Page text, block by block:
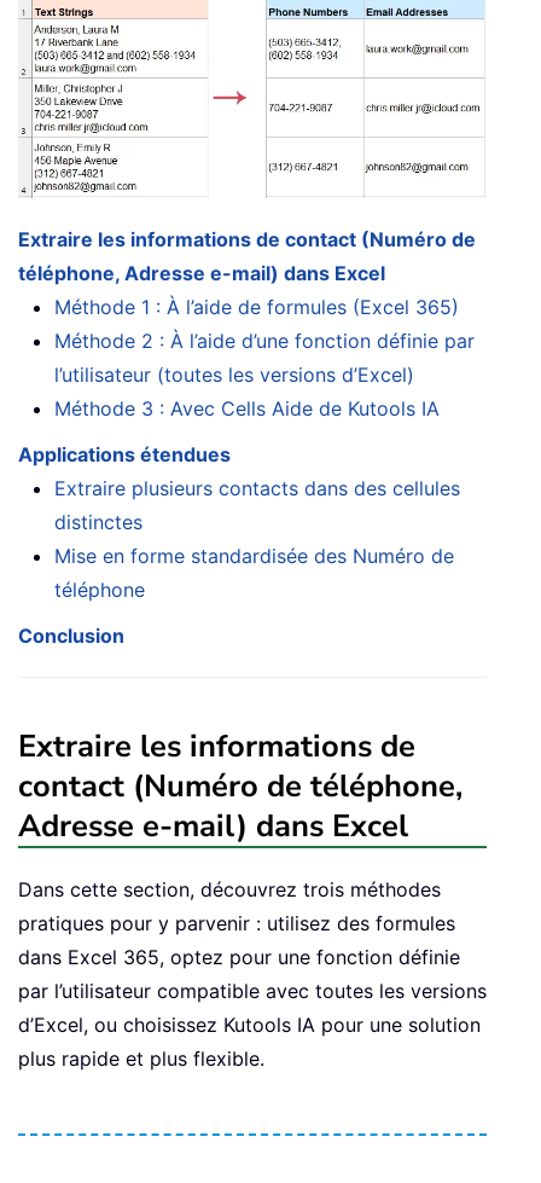
Extraire les informations de contact (Numéro de
téléphone, Adresse e-mail) dans Excel
Méthode 1 : À l’aide de formules (Excel 365)
Méthode 2 : À l’aide d’une fonction définie par
l’utilisateur (toutes les versions d’Excel)
Méthode 3 : Avec Cells Aide de Kutools IA
Applications étendues
Extraire plusieurs contacts dans des cellules
distinctes
Mise en forme standardisée des Numéro de
téléphone
Conclusion
Extraire les informations de
contact (Numéro de téléphone,
Adresse e-mail) dans Excel
Dans cette section, découvrez trois méthodes
pratiques pour y parvenir : utilisez des formules
dans Excel 365, optez pour une fonction définie
par l’utilisateur compatible avec toutes les versions
d’Excel, ou choisissez Kutools IA pour une solution
plus rapide et plus flexible.